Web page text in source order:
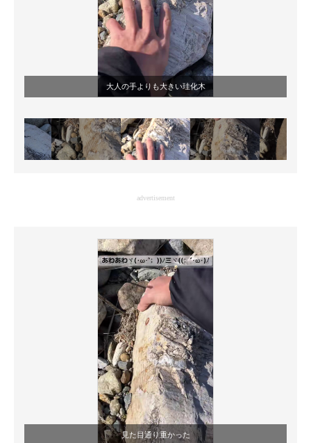
大人の手よりも大きい珪化木
advertisement
見た目通り重かった